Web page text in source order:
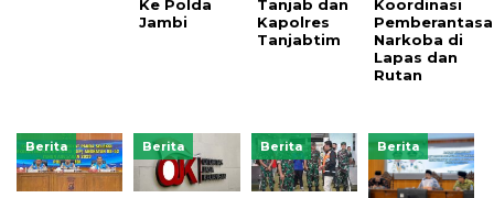
Ke Polda
Jambi
Tanjab dan
Kapolres
Tanjabtim
Koordinasi
Narkoba di
Lapas dan
Rutan
Berita Berita Berita Berita